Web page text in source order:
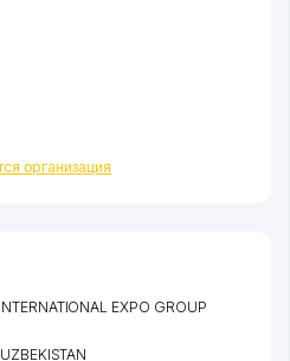
организация
INTERNATIONAL EXPO GROUP